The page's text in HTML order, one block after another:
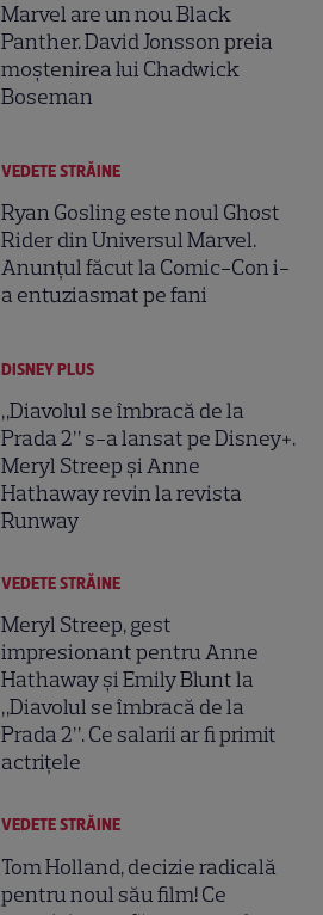
Marvel are un nou Black
Panther. David Jonsson preia
moștenirea lui Chadwick
Boseman
VEDETE STRĂINE
Ryan Gosling este noul Ghost
Rider din Universul Marvel.
Anunțul făcut la Comic-Con i-
a entuziasmat pe fani
DISNEY PLUS
„Diavolul se îmbracă de la
Prada 2” s-a lansat pe Disney+.
Meryl Streep și Anne
Hathaway revin la revista
Runway
VEDETE STRĂINE
Meryl Streep, gest
impresionant pentru Anne
Hathaway și Emily Blunt la
„Diavolul se îmbracă de la
Prada 2”. Ce salarii ar fi primit
actrițele
VEDETE STRĂINE
Tom Holland, decizie radicală
pentru noul său film! Ce